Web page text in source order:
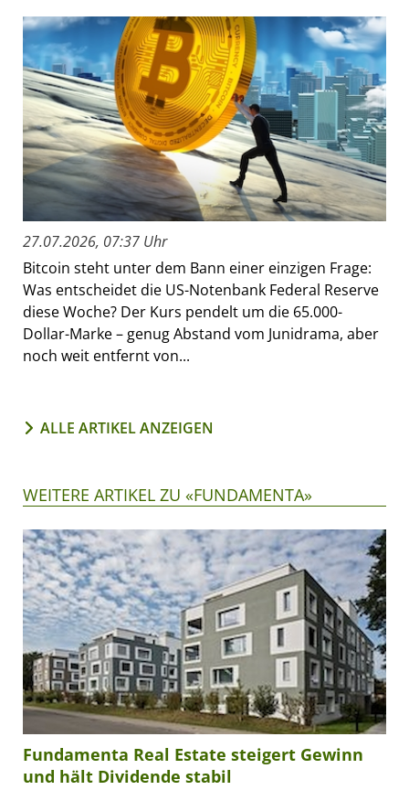
27.07.2026, 07:37 Uhr
Bitcoin steht unter dem Bann einer einzigen Frage:
Was entscheidet die US-Notenbank Federal Reserve
diese Woche? Der Kurs pendelt um die 65.000-
Dollar-Marke – genug Abstand vom Junidrama, aber
noch weit entfernt von...
ALLE ARTIKEL ANZEIGEN
WEITERE ARTIKEL ZU «FUNDAMENTA»
Fundamenta Real Estate steigert Gewinn
und hält Dividende stabil